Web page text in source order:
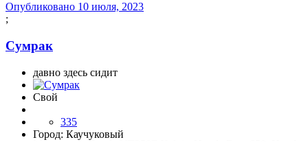
Опубликовано 10 июля, 2023
;
Сумрак
давно здесь сидит
Свой
335
Город: Каучуковый